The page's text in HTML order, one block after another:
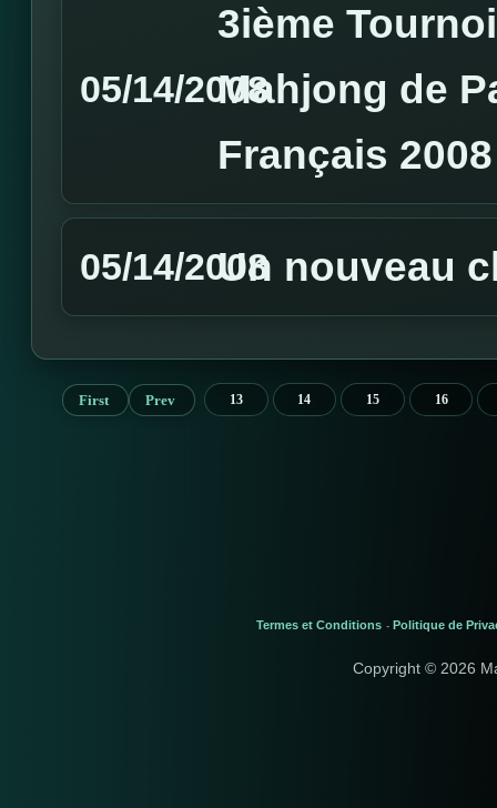
05/14/2008
3ième
Mahjong de
Français 2008
05/14/2008Un nouveau
First Prev 13 14 15 16
Termes et Conditions - Politique de
Copyright © 2026